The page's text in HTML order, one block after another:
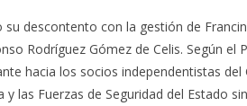
su descontento con la gestión de
Rodríguez Gómez de Celis. Según el
hacia los socios independentistas
las Fuerzas de Seguridad del Estado